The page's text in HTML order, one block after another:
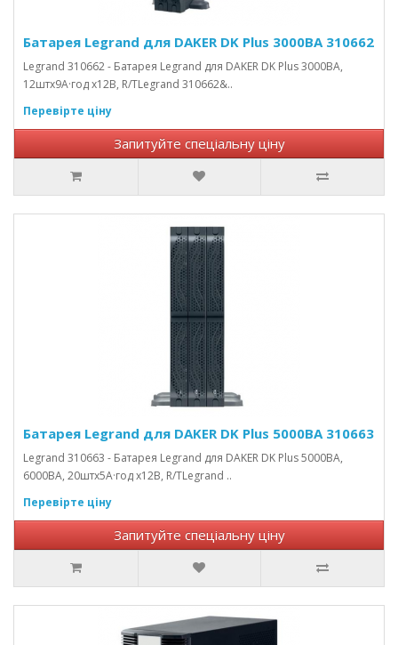
Батарея Legrand для DAKER DK Plus 3000ВА 310662
Legrand 310662 - Батарея Legrand для DAKER DK Plus 3000ВА,
12штх9А·год х12В, R/TLegrand 310662&..
Перевірте ціну
Запитуйте спеціальну ціну
Батарея Legrand для DAKER DK Plus 5000ВА 310663
Legrand 310663 - Батарея Legrand для DAKER DK Plus 5000ВА,
6000ВА, 20штх5А·год х12В, R/TLegrand ..
Перевірте ціну
Запитуйте спеціальну ціну